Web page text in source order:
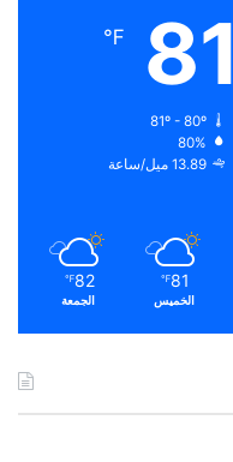
81
℉
81º - 80º
80%
13.89 ميل/ساعة
81
℉
الخميس
82
℉
الجمعة